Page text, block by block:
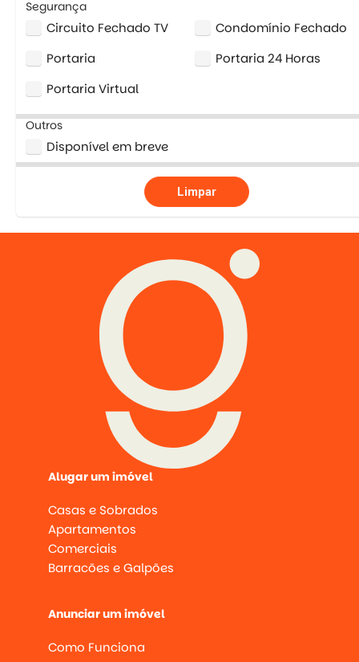
Segurança
Circuito Fechado TV
Condomínio Fechado
Portaria
Portaria 24 Horas
Portaria Virtual
Outros
Disponível em breve
Limpar
Alugar um imóvel
Casas e Sobrados
Apartamentos
Comerciais
Barracões e Galpões
Anunciar um imóvel
Como Funciona